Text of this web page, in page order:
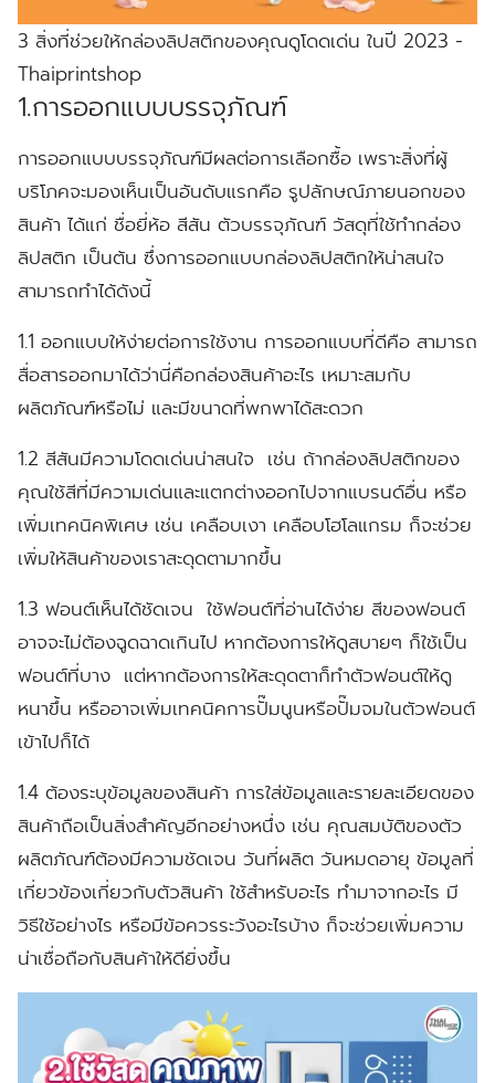
3 สิ่งที่ช่วยให้กล่องลิปสติกของคุณดูโดดเด่น ในปี 2023 -
Thaiprintshop
1.การออกแบบบรรจุภัณฑ์
การออกแบบบรรจุภัณฑ์มีผลต่อการเลือกซื้อ เพราะสิ่งที่ผู้
บริโภคจะมองเห็นเป็นอันดับแรกคือ รูปลักษณ์ภายนอกของ
สินค้า ได้แก่ ชื่อยี่ห้อ สีสัน ตัวบรรจุภัณฑ์ วัสดุที่ใช้ทำกล่อง
ลิปสติก เป็นต้น ซึ่งการออกแบบกล่องลิปสติกให้น่าสนใจ
สามารถทำได้ดังนี้
1.1 ออกแบบให้ง่ายต่อการใช้งาน การออกแบบที่ดีคือ สามารถ
สื่อสารออกมาได้ว่านี่คือกล่องสินค้าอะไร เหมาะสมกับ
ผลิตภัณฑ์หรือไม่ และมีขนาดที่พกพาได้สะดวก
1.2 สีสันมีความโดดเด่นน่าสนใจ เช่น ถ้ากล่องลิปสติกของ
คุณใช้สีที่มีความเด่นและแตกต่างออกไปจากแบรนด์อื่น หรือ
เพิ่มเทคนิคพิเศษ เช่น เคลือบเงา เคลือบโฮโลแกรม ก็จะช่วย
เพิ่มให้สินค้าของเราสะดุดตามากขึ้น
1.3 ฟอนต์เห็นได้ชัดเจน ใช้ฟอนต์ที่อ่านได้ง่าย สีของฟอนต์
อาจจะไม่ต้องฉูดฉาดเกินไป หากต้องการให้ดูสบายๆ ก็ใช้เป็น
ฟอนต์ที่บาง แต่หากต้องการให้สะดุดตาก็ทำตัวฟอนต์ให้ดู
หนาขึ้น หรืออาจเพิ่มเทคนิคการปั๊มนูนหรือปั๊มจมในตัวฟอนต์
เข้าไปก็ได้
1.4 ต้องระบุข้อมูลของสินค้า การใส่ข้อมูลและรายละเอียดของ
สินค้าถือเป็นสิ่งสำคัญอีกอย่างหนึ่ง เช่น คุณสมบัติของตัว
ผลิตภัณฑ์ต้องมีความชัดเจน วันที่ผลิต วันหมดอายุ ข้อมูลที่
เกี่ยวข้องเกี่ยวกับตัวสินค้า ใช้สำหรับอะไร ทำมาจากอะไร มี
วิธีใช้อย่างไร หรือมีข้อควรระวังอะไรบ้าง ก็จะช่วยเพิ่มความ
น่าเชื่อถือกับสินค้าให้ดียิ่งขึ้น